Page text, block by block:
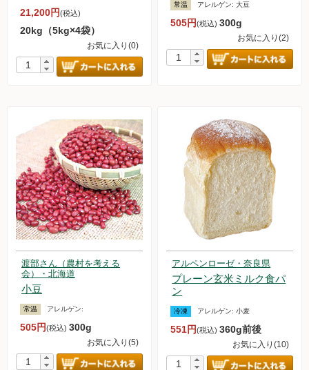
21,200円(税込)
20kg（5kg×4袋）
お気に入り(0)
常温 アレルゲン:大豆
505円(税込)300g
お気に入り(2)
渡部さん（農村を考える
会）・北海道
小豆
常温 アレルゲン:
505円(税込) 300g
お気に入り(5)
アルペンローゼ・奈良県
プレーン玄米ミルク食パ
ン
冷凍 アレルゲン:小麦
551円(税込)360g前後
お気に入り(10)